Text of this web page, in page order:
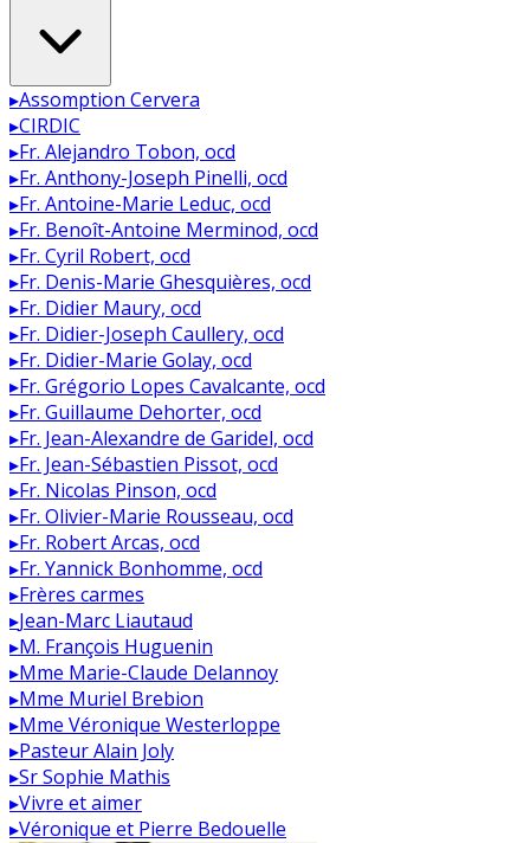
▸Assomption Cervera
▸CIRDIC
▸Fr. Alejandro Tobon, ocd
▸Fr. Anthony-Joseph Pinelli, ocd
▸Fr. Antoine-Marie Leduc, ocd
▸Fr. Benoît-Antoine Merminod, ocd
▸Fr. Cyril Robert, ocd
▸Fr. Denis-Marie Ghesquières, ocd
▸Fr. Didier Maury, ocd
▸Fr. Didier-Joseph Caullery, ocd
▸Fr. Didier-Marie Golay, ocd
▸Fr. Grégorio Lopes Cavalcante, ocd
▸Fr. Guillaume Dehorter, ocd
▸Fr. Jean-Alexandre de Garidel, ocd
▸Fr. Jean-Sébastien Pissot, ocd
▸Fr. Nicolas Pinson, ocd
▸Fr. Olivier-Marie Rousseau, ocd
▸Fr. Robert Arcas, ocd
▸Fr. Yannick Bonhomme, ocd
▸Frères carmes
▸Jean-Marc Liautaud
▸M. François Huguenin
▸Mme Marie-Claude Delannoy
▸Mme Muriel Brebion
▸Mme Véronique Westerloppe
▸Pasteur Alain Joly
▸Sr Sophie Mathis
▸Vivre et aimer
▸Véronique et Pierre Bedouelle